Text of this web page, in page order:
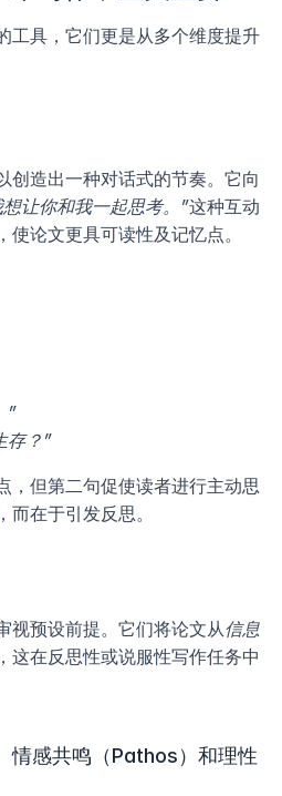
工具，它们更是从多个维度提升
创造出一种对话式的节奏。它向
想让你和我一起思考。”这种互动
论文更具可读性及记忆点。
”
存？”
，但第二句促使读者进行主动思
在于引发反思。
视预设前提。它们将论文从信息
这在反思性或说服性写作任务中
情感共鸣（Pathos）和理性